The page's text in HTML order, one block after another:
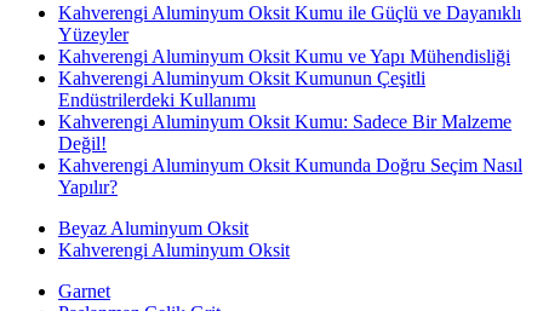
Kahverengi Aluminyum Oksit Kumu ile Güçlü ve Dayanıklı
Yüzeyler
Kahverengi Aluminyum Oksit Kumu ve Yapı Mühendisliği
Kahverengi Aluminyum Oksit Kumunun Çeşitli
Endüstrilerdeki Kullanımı
Kahverengi Aluminyum Oksit Kumu: Sadece Bir Malzeme
Değil!
Kahverengi Aluminyum Oksit Kumunda Doğru Seçim Nasıl
Yapılır?
Beyaz Aluminyum Oksit
Kahverengi Aluminyum Oksit
Garnet